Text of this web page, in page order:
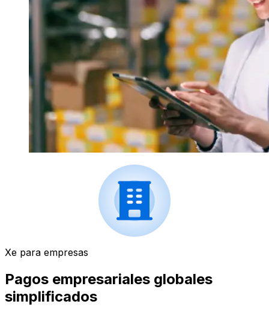
Xe para empresas
Pagos empresariales globales
simplificados